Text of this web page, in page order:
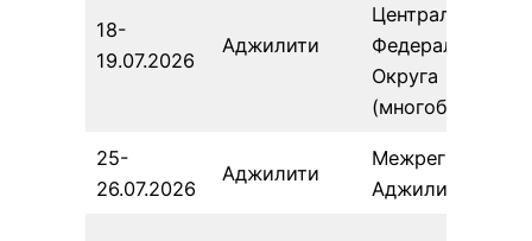
18-
19.07.2026
Аджилити
Центрального
Федерального
Округа
(многоборье)
25-
26.07.2026
Аджилити
Аджилити Фест